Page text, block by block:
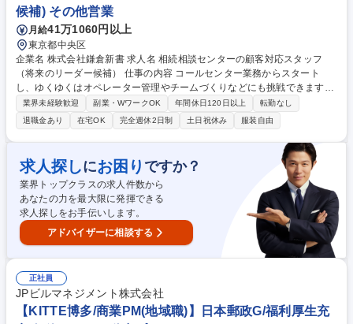
候補) その他営業
月給41万1060円以上
東京都中央区
企業名 株式会社鎌倉新書 求人名 相続相談センターの顧客対応スタッフ
（将来のリーダー候補） 仕事の内容 コールセンター業務からスタート
し、ゆくゆくはオペレーター管理やチームづくりなどにも挑戦できます。
相続について不安や悩みを抱えるお客様のお手伝いをし最適なサービスの
ご紹介に繋げる窓口となって頂きます。 ■顧客対応 ※新規架電ではなくア
ウトバウンド対応となります ・相続に関して課題を抱えたお客様からの入
電対応・架電対応 ・提携している専門家との面談の承諾獲得・検討顧客へ
のフォロー等 ■業務管理・改善のための顧客管理システムの把握と運用・
オペレーション業務全般の把握と改善・応答率や紹介率、成約率などのK
PI管理 ■他サービスにつながるニーズがある場合には、周辺領域へのお繋
ぎ等 募集職種 相続相談センターの顧客対応スタッフ（将来のリーダー候
補）
業界未経験歓迎 副業・WワークOK 年間休日120日以上
転勤なし
退職金あり
在宅OK 完全週休2日制 土日祝休み 服装自由
求人探しにお困り ですか？
業界トップクラスの求人件数から
あなたの力を最大限に発揮できる
求人探しをお手伝いします。
アドバイザーに相談する
正社員
JPビルマネジメント株式会社
【KITTE博多/商業PM(地域職)】日本郵政G/福利厚生充